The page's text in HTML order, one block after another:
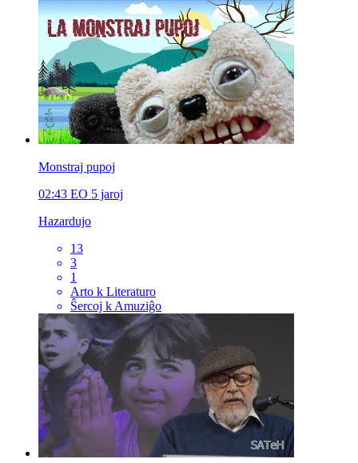
Monstraj pupoj
02:43 EO 5 jaroj
Hazardujo
13
3
1
Arto k Literaturo
Ŝercoj k Amuziĝo